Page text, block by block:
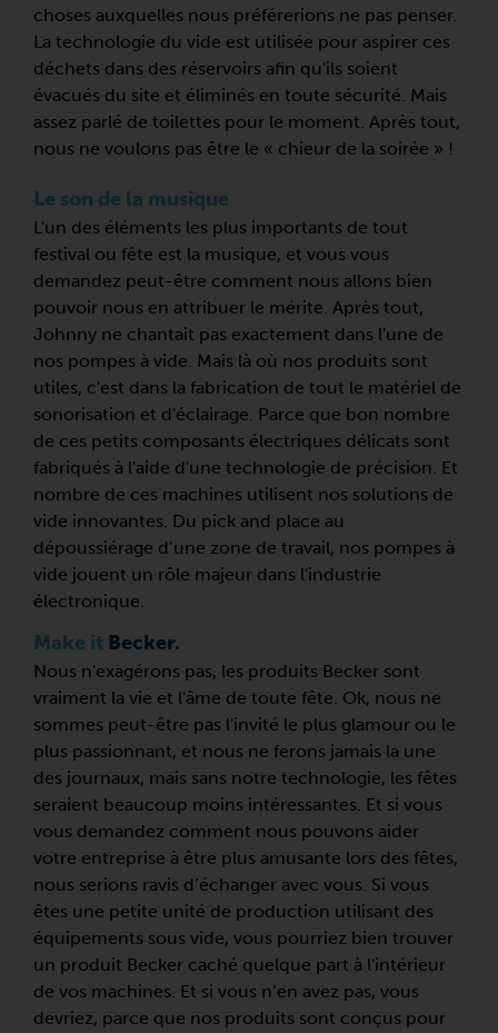
choses auxquelles nous préférerions ne pas penser.
La technologie du vide est utilisée pour aspirer ces
déchets dans des réservoirs afin qu'ils soient
évacués du site et éliminés en toute sécurité. Mais
assez parlé de toilettes pour le moment. Après tout,
nous ne voulons pas être le « chieur de la soirée » !
Le son de la musique
L'un des éléments les plus importants de tout
festival ou fête est la musique, et vous vous
demandez peut-être comment nous allons bien
pouvoir nous en attribuer le mérite. Après tout,
Johnny ne chantait pas exactement dans l'une de
nos pompes à vide. Mais là où nos produits sont
utiles, c'est dans la fabrication de tout le matériel de
sonorisation et d'éclairage. Parce que bon nombre
de ces petits composants électriques délicats sont
fabriqués à l'aide d'une technologie de précision. Et
nombre de ces machines utilisent nos solutions de
vide innovantes. Du pick and place au
dépoussiérage d’une zone de travail, nos pompes à
vide jouent un rôle majeur dans l'industrie
électronique.
Make it Becker.
Nous n'exagérons pas, les produits Becker sont
vraiment la vie et l'âme de toute fête. Ok, nous ne
sommes peut-être pas l'invité le plus glamour ou le
plus passionnant, et nous ne ferons jamais la une
des journaux, mais sans notre technologie, les fêtes
seraient beaucoup moins intéressantes. Et si vous
vous demandez comment nous pouvons aider
votre entreprise à être plus amusante lors des fêtes,
nous serions ravis d’échanger avec vous. Si vous
êtes une petite unité de production utilisant des
équipements sous vide, vous pourriez bien trouver
un produit Becker caché quelque part à l'intérieur
de vos machines. Et si vous n’en avez pas, vous
devriez, parce que nos produits sont conçus pour